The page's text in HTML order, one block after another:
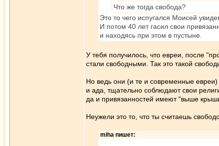
Что же тогда свобода?
Это то чего испугался Моисей
И потом 40 лет гасил свои
и находясь при этом в пустыне.
У тебя получилось, что евреи, после
стали свободными. Так это такой
Но ведь они (и те и современные евреи)
и ада, тщательно соблюдают свои
да и привязанностей имеют "выше
Неужели это то, что ты считаешь
miha пишет: